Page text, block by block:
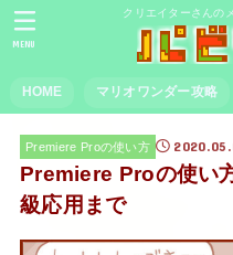
クリエイターさんの
HOME マリオワンダー攻略
MENU
Premiere Proの使い方
Premiere Proの使い
級応用まで